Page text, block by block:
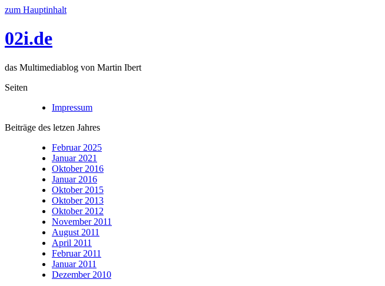
zum Hauptinhalt
02i.de
das Multimediablog von Martin Ibert
Seiten
Impressum
Beiträge des letzen Jahres
Februar 2025
Januar 2021
Oktober 2016
Januar 2016
Oktober 2015
Oktober 2013
Oktober 2012
November 2011
August 2011
April 2011
Februar 2011
Januar 2011
Dezember 2010